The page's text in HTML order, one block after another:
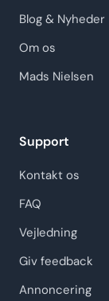
Blog & Nyheder
Om os
Mads Nielsen
Support
Kontakt os
FAQ
Vejledning
Giv feedback
Annoncering